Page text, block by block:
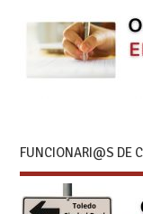
FUNCIONARI@S DE